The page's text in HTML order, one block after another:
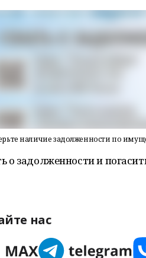
наличие задолженности по
о задолженности и
нас